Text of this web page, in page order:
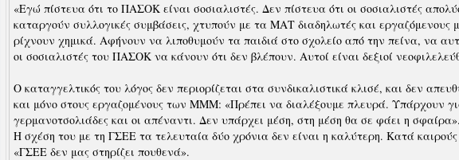
«Εγώ πίστευα ότι το ΠΑΣΟΚ είναι σοσιαλιστές. Δεν πίστευα ότι οι σοσιαλιστές
καταργούν συλλογικές συμβάσεις, χτυπούν με τα ΜΑΤ διαδηλωτές και εργαζόμενους
ρίχνουν χημικά. Αφήνουν να λιποθυμούν τα παιδιά στο σχολείο από την πείνα, να
οι σοσιαλιστές του ΠΑΣΟΚ να κάνουν ότι δεν βλέπουν. Αυτοί είναι δεξιοί
Ο καταγγελτικός του λόγος δεν περιορίζεται στα συνδικαλιστικά κλισέ, και δεν
και μόνο στους εργαζομένους των ΜΜΜ: «Πρέπει να διαλέξουμε πλευρά. Υπάρχουν
γερμανοτσολιάδες και οι απέναντι. Δεν υπάρχει μέση, στη μέση θα σε φάει η σφαίρα».
Η σχέση του με τη ΓΣΕΕ τα τελευταία δύο χρόνια δεν είναι η καλύτερη. Κατά καιρούς
«ΓΣΕΕ δεν μας στηρίζει πουθενά».